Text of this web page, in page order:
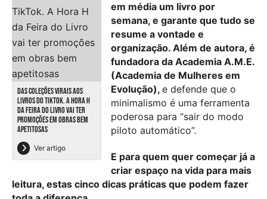
DAS COLEÇÕES VIRAIS AOS
LIVROS DO TIKTOK. A HORA H
DA FEIRA DO LIVRO VAI TER
PROMOÇÕES EM OBRAS BEM
APETITOSAS
Ver artigo
em média um livro por
semana, e garante que tudo se
resume a vontade e
organização. Além de autora, é
fundadora da Academia A.M.E.
(Academia de Mulheres em
Evolução), e defende que o
minimalismo é uma ferramenta
poderosa para “sair do modo
piloto automático”.
E para quem quer começar já a
criar espaço na vida para mais
leitura, estas cinco dicas práticas que podem fazer